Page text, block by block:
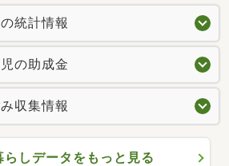
統計情報
の助成金
収集情報
らしデータをもっと見る